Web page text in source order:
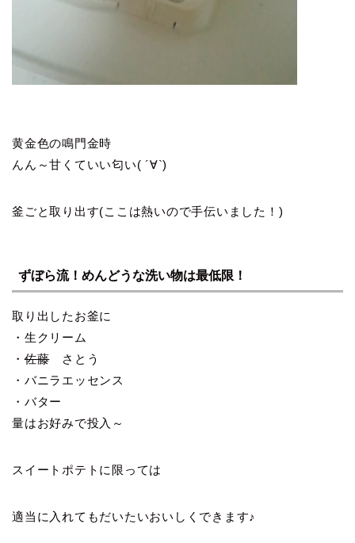
黄金色の鳴門金時
んん～甘くていい匂い( ´∀`)
釜ごと取り出す(ここは熱いので手伝いました！)
ずぼら流！めんどうな洗い物は最低限！
取り出したお釜に
・生クリーム
・佐藤さとう
・バニラエッセンス
・バター
量はお好みで投入～
スイートポテトに限っては
適当に入れてもだいたいおいしくできます♪